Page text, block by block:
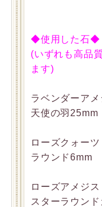
◆使用した石◆
(いずれも高品
ます)
ラベンダーアメ
天使の羽25mm
ローズクォーツ
ラウンド6mm
ローズアメジス
スターラウン